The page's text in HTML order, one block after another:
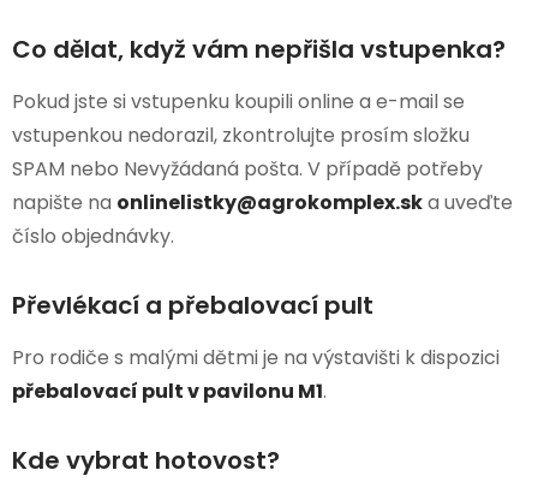
Co dělat, když vám nepřišla vstupenka?
Pokud jste si vstupenku koupili online a e-mail se
vstupenkou nedorazil, zkontrolujte prosím složku
SPAM nebo Nevyžádaná pošta. V případě potřeby
napište na onlinelistky@agrokomplex.ska uveďte
číslo objednávky.
Převlékací a přebalovací pult
Pro rodiče s malými dětmi je na výstavišti k dispozici
přebalovací pult v pavilonu M1.
Kde vybrat hotovost?